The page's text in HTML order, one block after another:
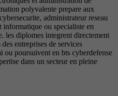
polyvalente prepare aux
administrateur reseau
ou specialiste en
les diplomes integrent directement
entreprises de services
ou poursuivent en bts cyberdefense
dans un secteur en pleine